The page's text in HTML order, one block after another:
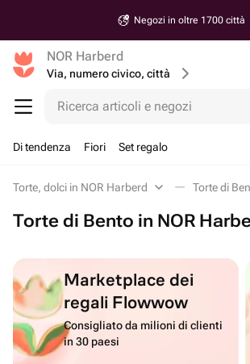
Negozi in oltre 1700 città
NOR Harberd
Via, numero civico, città
Ricerca articoli e negozi
Di tendenza Fiori Set regalo
Torte, dolci in NOR Harberd Torte di
Torte di Bento in NOR
Marketplace dei
regali Flowwow
Consigliato da milioni di clienti
in 30 paesi